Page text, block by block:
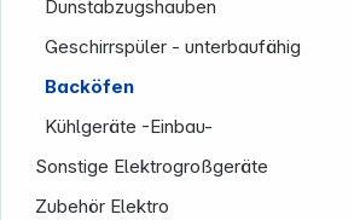
Dunstabzugshauben
Geschirrspüler - unterbaufähig
Backöfen
Kühlgeräte -Einbau-
Sonstige Elektrogroßgeräte
Zubehör Elektro